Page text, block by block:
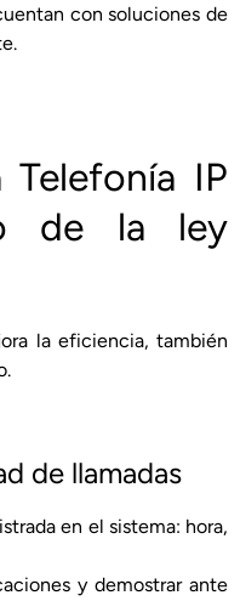
con soluciones de
IP
de la ley
la eficiencia, también
de llamadas
en el sistema: hora,
y demostrar ante